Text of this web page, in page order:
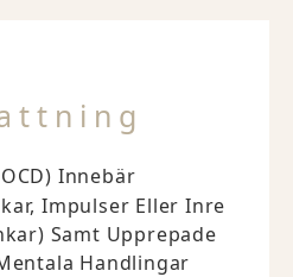
Innebär
Impulser Eller Inre
Samt Upprepade
Handlingar